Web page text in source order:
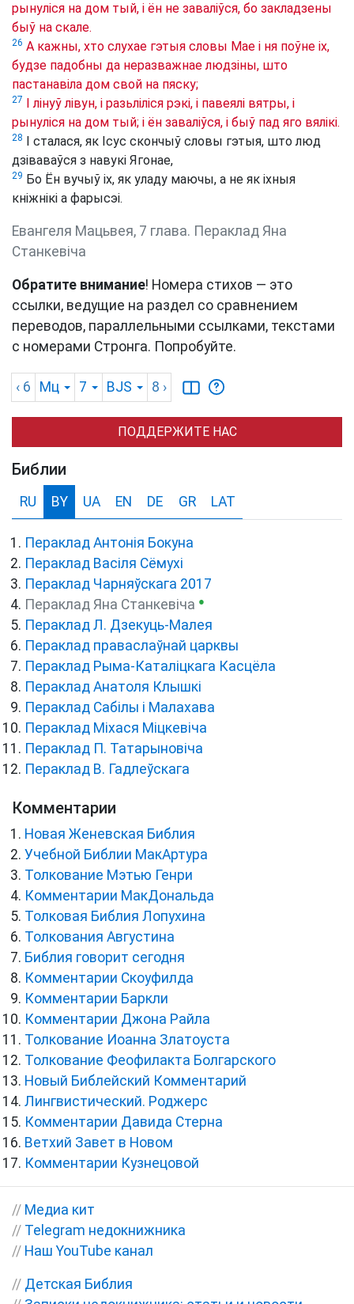
рынуліся на дом тый, і ён не заваліўся, бо закладзены
быў на скале.
26 А кажны, хто слухае гэтыя словы Мае і ня поўне іх,
будзе падобны да неразважнае людзіны, што
пастанавіла дом свой на пяску;
27
І лінуў лівун, і разьліліся рэкі, і павеялі вятры, і
рынуліся на дом тый; і ён заваліўся, і быў пад яго вялікі.
28
І сталася, як Ісус скончыў словы гэтыя, што люд
дзіваваўся з навукі Ягонае,
29 Бо Ён вучыў іх, як уладу маючы, а не як іхныя
кніжнікі а фарысэі.
Евангеля Мацьвея, 7 глава. Пераклад Яна
Станкевіча
Обратите внимание! Номера стихов — это
ссылки, ведущие на раздел со сравнением
переводов, параллельными ссылками, текстами
с номерами Стронга. Попробуйте.
‹ 6 Мц 7 BJS 8 ›
ПОДДЕРЖИТЕ НАС
Библии
RU BY UA EN DE GR LAT
Пераклад Антонія Бокуна
Пераклад Васіля Сёмухі
Пераклад Чарняўскага 2017
Пераклад Яна Станкевіча ●
Пераклад Л. Дзекуць-Малея
Пераклад праваслаўнай царквы
Пераклад Рыма-Каталіцкага Касцёла
Пераклад Анатоля Клышкi
Пераклад Сабілы і Малахава
Пераклад Міхася Міцкевіча
Пераклад П. Татарыновіча
Пераклад В. Гадлеўскага
Комментарии
Новая Женевская Библия
Учебной Библии МакАртура
Толкование Мэтью Генри
Комментарии МакДональда
Толковая Библия Лопухина
Толкования Августина
Библия говорит сегодня
Комментарии Скоуфилда
Комментарии Баркли
Комментарии Джона Райла
Толкование Иоанна Златоуста
Толкование Феофилакта Болгарского
Новый Библейский Комментарий
Лингвистический. Роджерс
Комментарии Давида Стерна
Ветхий Завет в Новом
Комментарии Кузнецовой
// Медиа кит
// Telegram недокнижника
// Наш YouTube канал
// Детская Библия